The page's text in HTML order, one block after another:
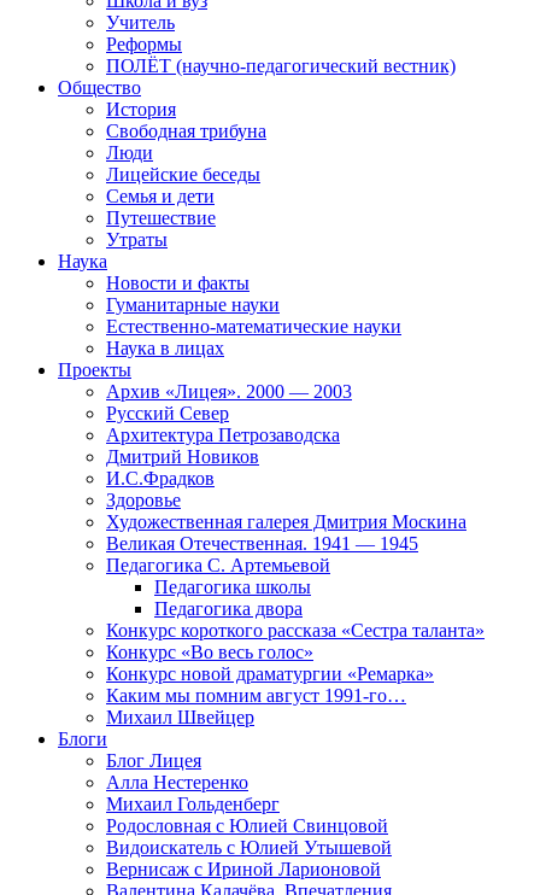
Учитель
Реформы
ПОЛЁТ (научно-педагогический вестник)
Общество
История
Свободная трибуна
Люди
Лицейские беседы
Семья и дети
Путешествие
Утраты
Наука
Новости и факты
Гуманитарные науки
Естественно-математические науки
Наука в лицах
Проекты
Архив «Лицея». 2000 — 2003
Русский Север
Архитектура Петрозаводска
Дмитрий Новиков
И.С.Фрадков
Здоровье
Художественная галерея Дмитрия Москина
Великая Отечественная. 1941 — 1945
Педагогика С. Артемьевой
Педагогика школы
Педагогика двора
Конкурс короткого рассказа «Сестра таланта»
Конкурс «Во весь голос»
Конкурс новой драматургии «Ремарка»
Каким мы помним август 1991-го…
Михаил Швейцер
Блоги
Блог Лицея
Алла Нестеренко
Михаил Гольденберг
Родословная с Юлией Свинцовой
Видоискатель с Юлией Утышевой
Вернисаж с Ириной Ларионовой